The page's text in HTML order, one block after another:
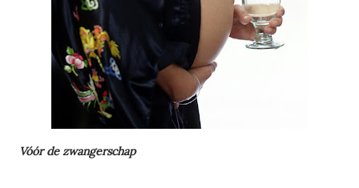
Vóór de zwangerschap